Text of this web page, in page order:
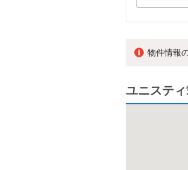
物件情報
ユニステ